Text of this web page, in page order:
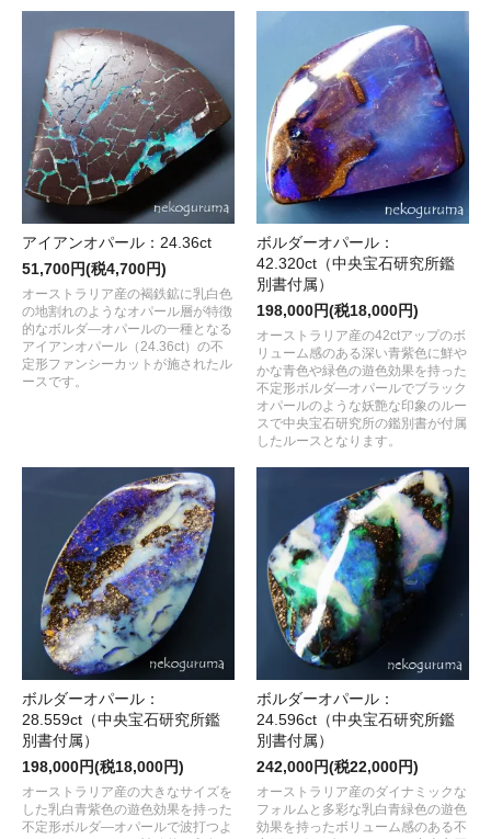
アイアンオパール：24.36ct
51,700円(税4,700円)
オーストラリア産の褐鉄鉱に乳白色
の地割れのようなオパール層が特徴
的なボルダ―オパールの一種となる
アイアンオパール（24.36ct）の不
定形ファンシーカットが施されたル
ースです。
ボルダーオパール：
42.320ct（中央宝石研究所鑑
別書付属）
198,000円(税18,000円)
オーストラリア産の42ctアップのボ
リューム感のある深い青紫色に鮮や
かな青色や緑色の遊色効果を持った
不定形ボルダ―オパールでブラック
オパールのような妖艶な印象のルー
スで中央宝石研究所の鑑別書が付属
したルースとなります。
ボルダーオパール：
28.559ct（中央宝石研究所鑑
別書付属）
198,000円(税18,000円)
オーストラリア産の大きなサイズを
した乳白青紫色の遊色効果を持った
不定形ボルダ―オパールで波打つよ
ボルダーオパール：
24.596ct（中央宝石研究所鑑
別書付属）
242,000円(税22,000円)
オーストラリア産のダイナミックな
フォルムと多彩な乳白青緑色の遊色
効果を持ったボリューム感のある不